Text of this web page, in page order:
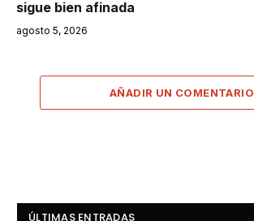
sigue bien afinada
agosto 5, 2026
AÑADIR UN COMENTARIO
ÚLTIMAS ENTRADAS